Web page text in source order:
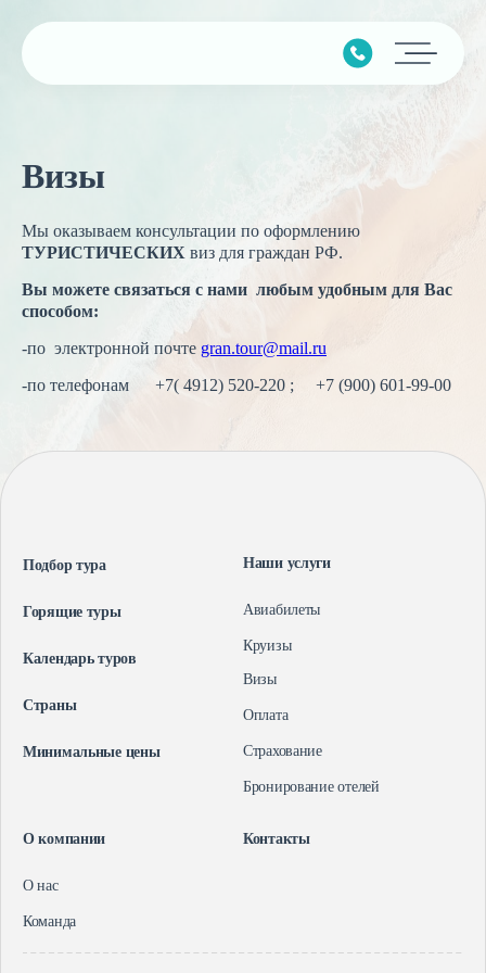
Подбор тура
Календарь туров
Страны
Авиабилеты
Бронирование отелей
Россия, Рязань, улица Ленина, 5А
Визы
Мы оказываем консультации по оформлению
ТУРИСТИЧЕСКИХ виз для граждан РФ.
Вы можете связаться с нами любым удобным для Вас
способом:
-по электронной почте gran.tour@mail.ru
-по телефонам
+7( 4912) 520-220 ; +7 (900) 601-99-00
Подбор тура
Горящие туры
Календарь туров
Страны
Минимальные цены
Наши услуги
Авиабилеты
Круизы
Визы
Оплата
Страхование
Бронирование отелей
О компании
О нас
Команда
Контакты